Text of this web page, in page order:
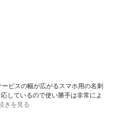
ビスの幅が広がるスマホ用の名刺
しているので使い勝手は非常によ
きを見る